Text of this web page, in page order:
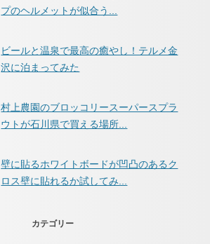
プのヘルメットが似合う...
ビールと温泉で最高の癒やし！テルメ金
沢に泊まってみた
村上農園のブロッコリースーパースプラ
ウトが石川県で買える場所...
壁に貼るホワイトボードが凹凸のあるク
ロス壁に貼れるか試してみ...
カテゴリー